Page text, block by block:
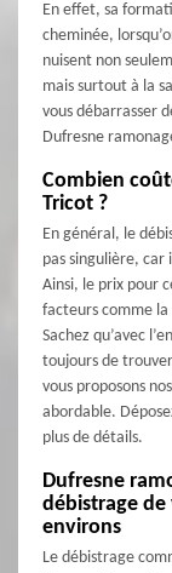
En effet, sa
cheminée,
nuisent non
mais surtout à la
vous débarrasser
Dufresne
Combien
Tricot ?
En général, le
pas singulière, car
Ainsi, le prix pour
facteurs comme
Sachez qu’avec
toujours de
vous proposons
abordable.
plus de détails.
Dufresne
débistrage de
environs
Le débistrage